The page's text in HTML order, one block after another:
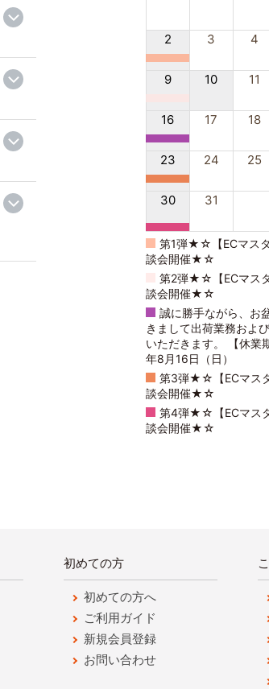
2 3 4
9 10 11
16 17 18
23 24 25
30 31
第1弾★☆【ECマス
談会開催★☆
第2弾★☆【ECマス
談会開催★☆
誠に勝手ながら、お
きまして出荷業務およ
いただきます。 【休
年8月16日（日）
第3弾★☆【ECマス
談会開催★☆
第4弾★☆【ECマス
談会開催★☆
初めての方
初めての方へ
ご利用ガイド
新規会員登録
お問い合わせ